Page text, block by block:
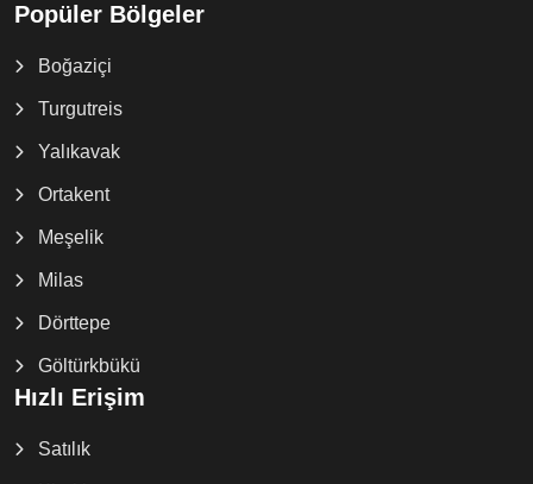
Popüler Bölgeler
Boğaziçi
Turgutreis
Yalıkavak
Ortakent
Meşelik
Milas
Dörttepe
Göltürkbükü
Hızlı Erişim
Satılık